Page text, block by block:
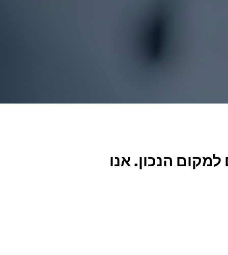
הנכון. אנו